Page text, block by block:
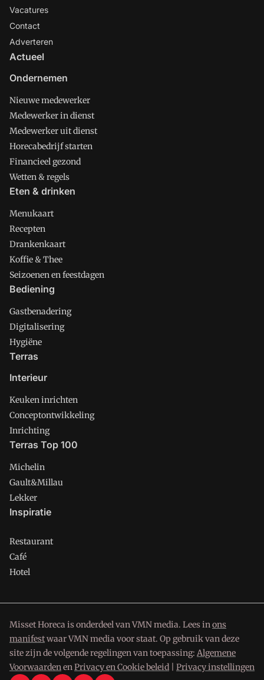
Vacatures
Contact
Adverteren
Actueel
Ondernemen
Nieuwe medewerker
Medewerker in dienst
Medewerker uit dienst
Horecabedrijf starten
Financieel gezond
Wetten & regels
Eten & drinken
Menukaart
Recepten
Drankenkaart
Koffie & Thee
Seizoenen en feestdagen
Bediening
Gastbenadering
Digitalisering
Hygiëne
Terras
Interieur
Keuken inrichten
Conceptontwikkeling
Inrichting
Terras Top 100
Michelin
Gault&Millau
Lekker
Inspiratie
Restaurant
Café
Hotel
Misset Horeca is onderdeel van VMN media. Lees inons
manifestwaar VMN media voor staat. Op gebruik van deze
site zijn de volgende regelingen van toepassing: Algemene
VoorwaardenenPrivacy en Cookie beleid Privacy instellingen